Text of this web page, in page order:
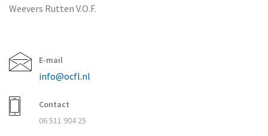
Weevers Rutten V.O.F.
E-mail
info@ocfl.nl
Contact
06 511 904 25